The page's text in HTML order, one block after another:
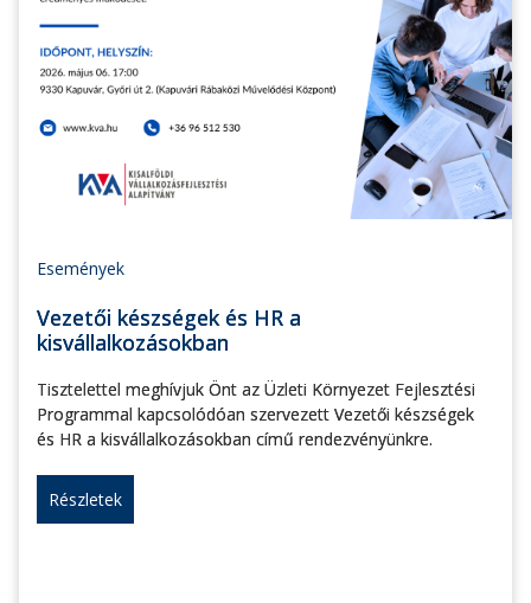
Események
Vezetői készségek és HR a
kisvállalkozásokban
Tisztelettel meghívjuk Önt az Üzleti Környezet Fejlesztési
Programmal kapcsolódóan szervezett Vezetői készségek
és HR a kisvállalkozásokban című rendezvényünkre.
Részletek